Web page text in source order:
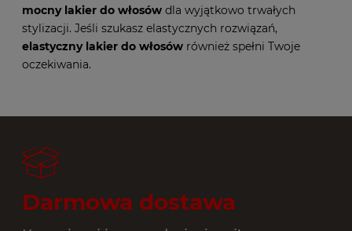
mocny lakier do włosów dla wyjątkowo trwałych
stylizacji. Jeśli szukasz elastycznych rozwiązań,
elastyczny lakier do włosów również spełni Twoje
oczekiwania.
Darmowa dostawa